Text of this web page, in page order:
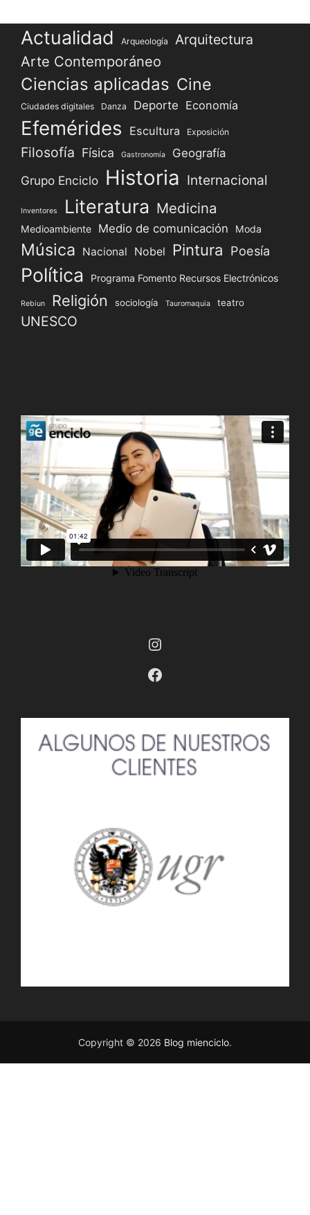
Actualidad Arqueología Arquitectura
Arte Contemporáneo
Ciencias aplicadas Cine
Ciudades digitales Danza Deporte Economía
Efemérides Escultura Exposición
Filosofía Física Gastronomía Geografía
Grupo Enciclo Historia Internacional
Inventores Literatura Medicina
Medioambiente Medio de comunicación Moda
Música Nacional Nobel Pintura Poesía
Política Programa Fomento Recursos Electrónicos
Rebiun Religión sociología Tauromaquia teatro
UNESCO
Instagram
Facebook
Copyright © 2026 Blog mienciclo.